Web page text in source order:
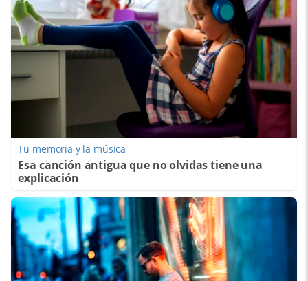
Tu memoria y la música
Esa canción antigua que no olvidas tiene una
explicación